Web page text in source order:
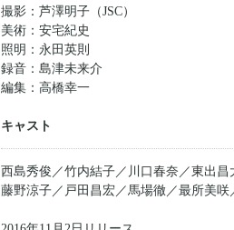
撮影：芦澤明子（JSC）
美術：安宅紀史
照明：永田英則
録音：島津未来介
編集：高橋幸一
キャスト
西島秀俊／竹内結子／川口春奈／東出昌
藤野涼子／戸田昌宏／馬場徹／最所美